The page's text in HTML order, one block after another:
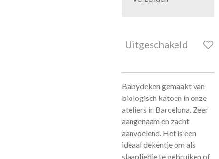
Uitgeschakeld
Babydeken gemaakt van
biologisch katoen in onze
ateliers in Barcelona. Zeer
aangenaam en zacht
aanvoelend. Het is een
ideaal dekentje om als
slaapliedje te gebruiken of